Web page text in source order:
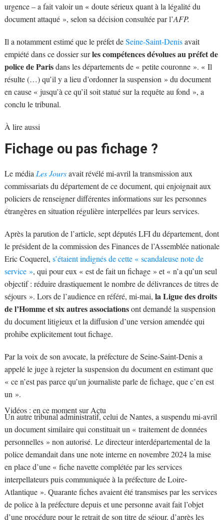
urgence – a fait valoir un « doute sérieux quant à la légalité du
document attaqué », selon sa décision consultée par l’AFP.
Il a notamment estimé que le préfet deSeine-Saint-Denisavait
empiété dans ce dossier surles compétences dévolues au préfet de
police de Parisdans les départements de « petite couronne ». « Il
résulte (…) qu’il y a lieu d’ordonner la suspension » du document
en cause « jusqu’à ce qu’il soit statué sur la requête au fond », a
conclu le tribunal.
À lire aussi
Fichage ou pas fichage ?
Le média Les Joursavait révélé mi-avril la transmission aux
commissariats du département de ce document, qui enjoignait aux
policiers de renseigner différentes informations sur les personnes
étrangères en situation régulière interpellées par leurs services.
Après la parution de l’article, sept députés LFI du département, dont
le président de la commission des Finances de l’Assemblée nationale
Eric Coquerel, s’étaient indignés de cette « scandaleuse note de
service », qui pour eux « est de fait un fichage » et « n’a qu’un seul
objectif : réduire drastiquement le nombre de délivrances de titres de
séjours ». Lors de l’audience en référé, mi-mai, la Ligue des droits
de l’Homme et six autres associationsont demandé la suspension
du document litigieux et la diffusion d’une version amendée qui
prohibe explicitement tout fichage.
Par la voix de son avocate, la préfecture de Seine-Saint-Denis a
appelé le juge à rejeter la suspension du document en estimant que
« ce n’est pas parce qu’un journaliste parle de fichage, que c’en est
un ».
Vidéos : en ce moment sur Actu
Un autre tribunal administratif, celui de Nantes, a suspendu mi-avril
un document similaire qui constituait un « traitement de données
personnelles » non autorisé. Le directeur interdépartemental de la
police demandait dans une note interne en novembre 2024 la mise
en place d’une « fiche navette complétée par les services
interpellateurs puis communiquée à la préfecture de Loire-
Atlantique ». Quarante fiches avaient été transmises par les services
de police à la préfecture depuis et une personne avait fait l’objet
d’une procédure pour le retrait de son titre de séjour, d’après les